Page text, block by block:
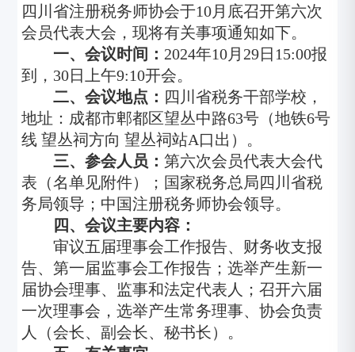
四川省注册税务师协会于10月底召开第六次
会员代表大会，现将有关事项通知如下。
一、会议时间： 2024年10月29日15:00报
到，30日上午9:10开会。
二、会议地点： 四川省税务干部学校，
地址：成都市郫都区望丛中路63号（地铁6号
线 望丛祠方向 望丛祠站A口出）。
三、参会人员：第六次会员代表大会代
表（名单见附件）；国家税务总局四川省税
务局领导；中国注册税务师协会领导。
四、会议主要内容：
审议五届理事会工作报告、财务收支报
告、第一届监事会工作报告；选举产生新一
届协会理事、监事和法定代表人；召开六届
一次理事会，选举产生常务理事、协会负责
人（会长、副会长、秘书长）。